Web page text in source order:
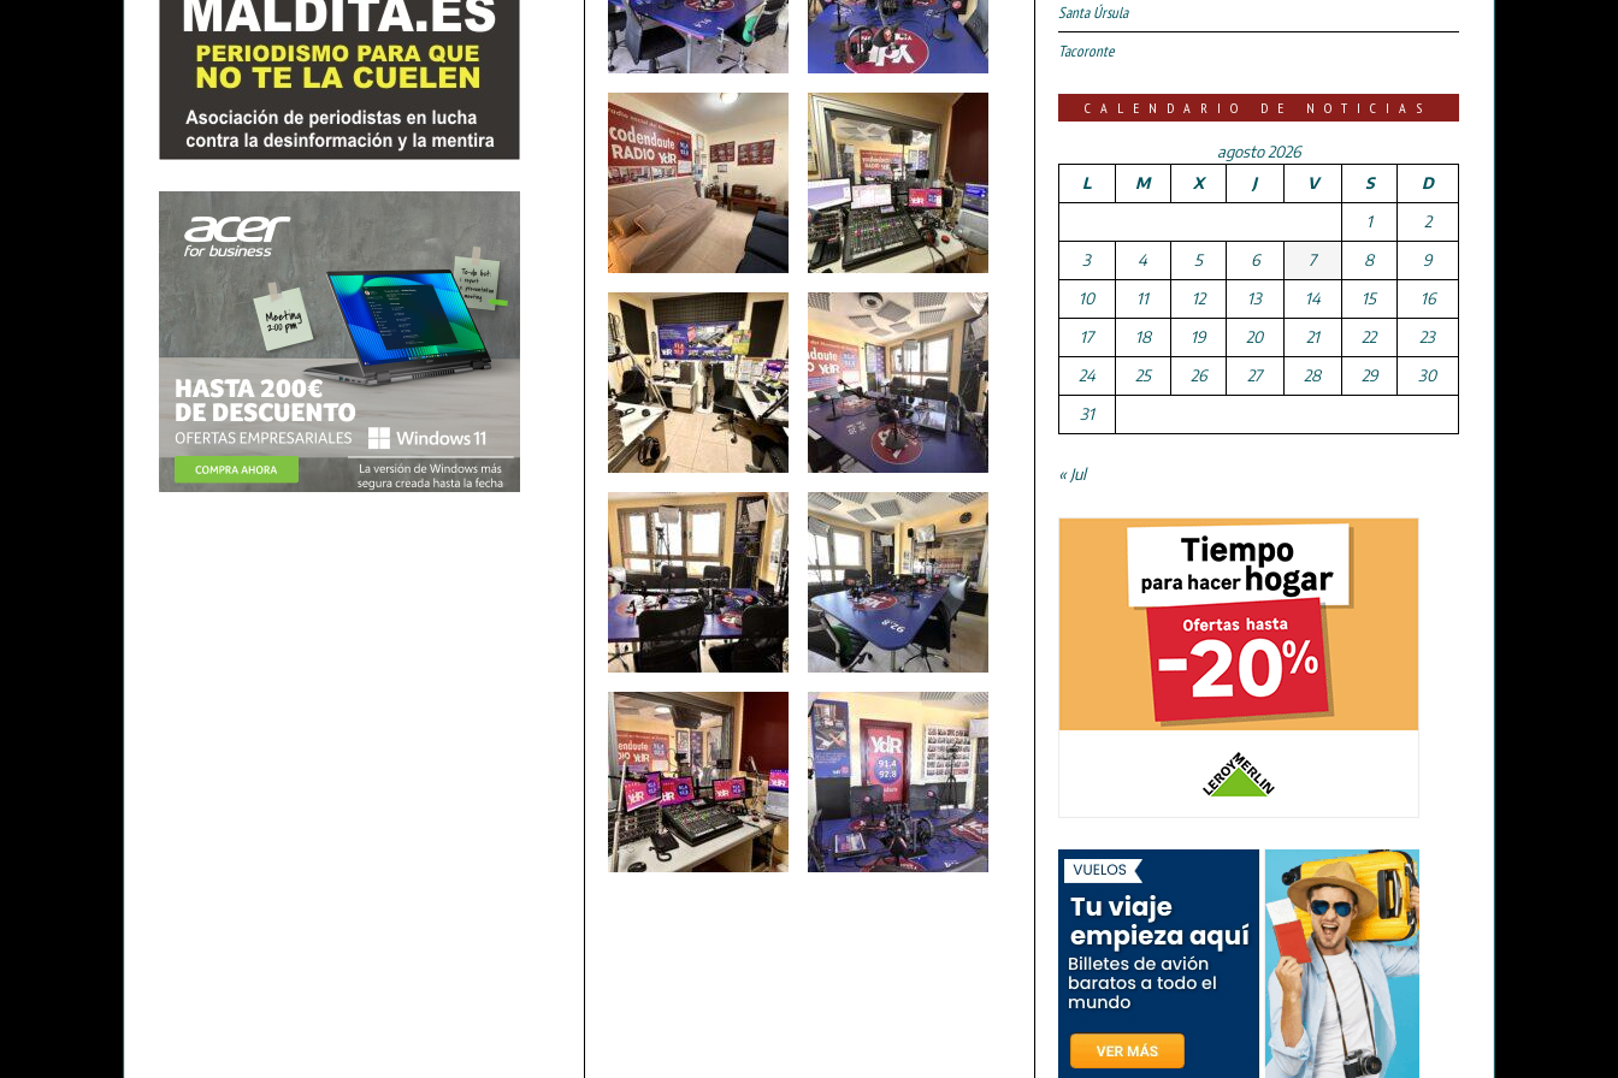
Santa Úrsula
Tacoronte
CALENDARIO DE NOTICIAS
agosto 2026
L
M X J V S
D
1
2
3
4 5 6 7 8
9
10
11 12 13 14 15
16
17
18 19 20 21 22
23
24
25 26 27 28 29
30
31
« Jul